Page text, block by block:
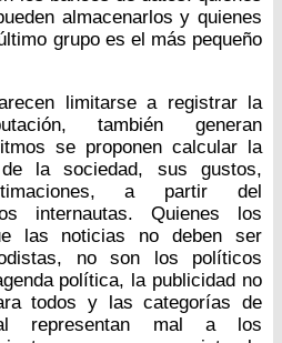
almacenarlos y quienes
grupo es el más pequeño
limitarse a registrar la
también generan
se proponen calcular la
de la sociedad, sus gustos,
a partir del
internautas. Quienes los
las noticias no deben ser
no son los políticos
política, la publicidad no
todos y las categorías de
representan mal a los